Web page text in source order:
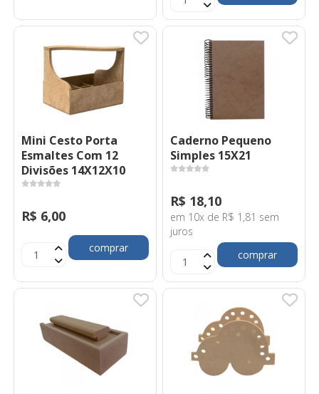
Mini Cesto Porta
Esmaltes Com 12
Divisões 14X12X10
R$ 6,00
comprar
Caderno Pequeno
Simples 15X21
R$ 18,10
em 10x de R$ 1,81 sem
juros
comprar